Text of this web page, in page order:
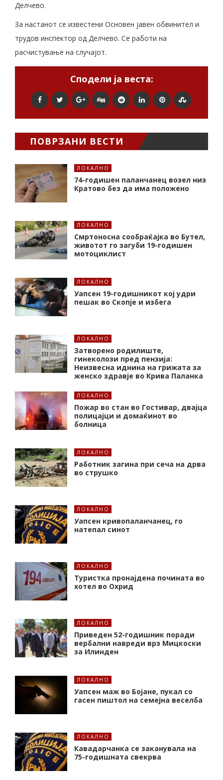
Делчево.
За настанот се известени Основен јавен обвинител и
трудов инспектор од Делчево. Се работи на
расчистување на случајот.
Сподели ја веста:
ПОВРЗАНИ ВЕСТИ
ЛОКАЛНО
74-годишен паланчанец возел низ
Кратово без да има положено
ЛОКАЛНО
Смртоносна сообраќајка во Бутел,
животот го загуби 19-годишен
мотоциклист
ЛОКАЛНО
Уапсен 19-годишникот кој удри
пешак во Скопје и избега
ЛОКАЛНО
Затворено родилиште,
гинеколози пред пензија:
Неизвесна иднина на грижата за
женско здравје во Крива Паланка
ЛОКАЛНО
Пожар во стан во Гостивар, двајца
полицајци и домаќинот во
болница
ЛОКАЛНО
Работник загина при сеча на дрва
во струшко
ЛОКАЛНО
Уапсен кривопаланчанец, го
натепал синот
ЛОКАЛНО
Туристка пронајдена почината во
хотел во Охрид
ЛОКАЛНО
Приведен 52-годишник поради
вербални навреди врз Мицкоски
за Илинден
ЛОКАЛНО
Уапсен маж во Бојане, пукал со
гасен пиштол на семејна веселба
ЛОКАЛНО
Кавадарчанка се заканувала на
75-годишната свекрва